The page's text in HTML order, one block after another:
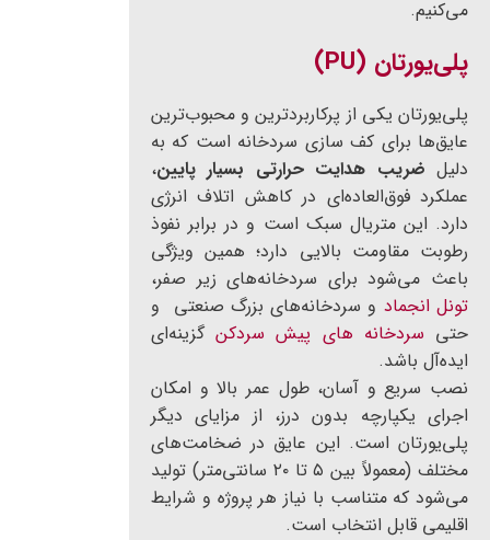
می‌کنیم.
پلی‌یورتان (PU)
پلی‌یورتان یکی از پرکاربردترین و محبوب‌ترین
عایق‌ها برای کف سازی سردخانه است که به
دلیل ضریب هدایت حرارتی بسیار پایین،
عملکرد فوق‌العاده‌ای در کاهش اتلاف انرژی
دارد. این متریال سبک است و در برابر نفوذ
رطوبت مقاومت بالایی دارد؛ همین ویژگی
باعث می‌شود برای سردخانه‌های زیر صفر،
تونل انجماد و سردخانه‌های بزرگ صنعتی و
حتی سردخانه های پیش سردکنگزینه‌ای
ایده‌آل باشد.
نصب سریع و آسان، طول عمر بالا و امکان
اجرای یکپارچه بدون درز، از مزایای دیگر
پلی‌یورتان است. این عایق در ضخامت‌های
مختلف (معمولاً بین ۵ تا ۲۰ سانتی‌متر) تولید
می‌شود که متناسب با نیاز هر پروژه و شرایط
اقلیمی قابل انتخاب است.